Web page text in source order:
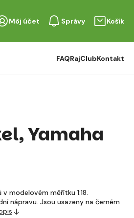
Môj účet Správy Košík
FAQRajClubKontakt
Yamaha
modelovém měřítku 1:18.
nápravu. Jsou usazeny na černém